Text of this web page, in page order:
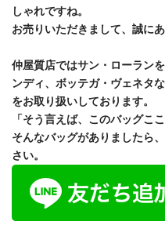
しゃれですね。
お売りいただきまして、誠に
仲屋質店ではサン・ローラン
ンディ、ボッテガ・ヴェネタ
をお取り扱いしております。
「そう言えば、このバッグこ
そんなバッグがありましたら
さい。